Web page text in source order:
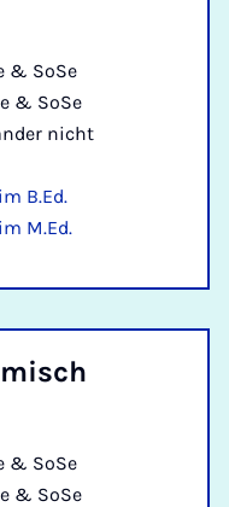
& SoSe
& SoSe
nicht
B.Ed.
M.Ed.
& SoSe
& SoSe